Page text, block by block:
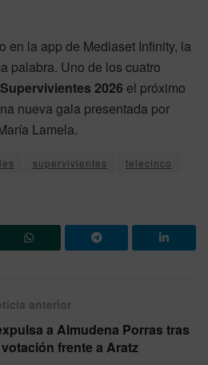
en la app de Mediaset Infinity, la
palabra. Uno de los cuatro
Supervivientes 2026 el próximo
nueva gala presentada por
Lamela.
supervivientes
telecinco
anterior
a Almudena Porras tras
frente a Aratz